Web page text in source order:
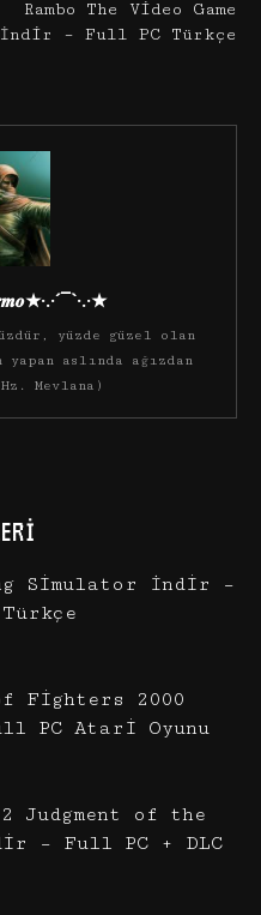
Rambo The Video Game
İndir – Full PC Türkçe
yüzde güzel olan
aslında ağızdan
Mevlana)
Simulator İndir –
Fighters 2000
PC Atari Oyunu
Judgment of the
– Full PC + DLC